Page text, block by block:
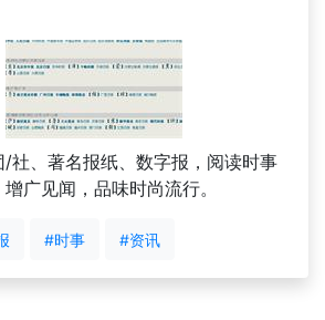
社、著名报纸、数字报，阅读时事
广见闻，品味时尚流行。
#时事 #资讯